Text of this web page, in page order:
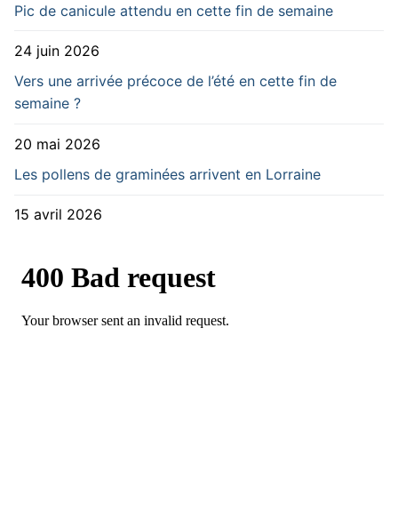
Pic de canicule attendu en cette fin de semaine
24 juin 2026
Vers une arrivée précoce de l’été en cette fin de
semaine ?
20 mai 2026
Les pollens de graminées arrivent en Lorraine
15 avril 2026